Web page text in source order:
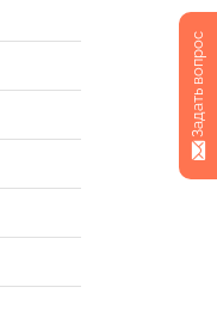
Задать вопрос